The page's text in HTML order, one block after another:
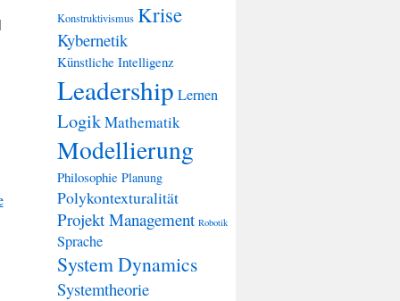
Konstruktivismus Krise
Kybernetik
Künstliche Intelligenz
Leadership Lernen
LogikMathematik
Modellierung
Philosophie Planung
Polykontexturalität
Projekt Management Robotik
Sprache
System Dynamics
Systemtheorie